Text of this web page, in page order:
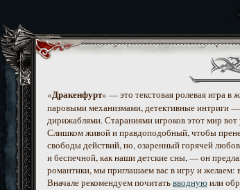
«Дракенфурт» — это текстовая ролевая игра
паровыми механизмами, детективные интриги
дирижаблями. Стараниями игроков этот мир
Слишком живой и правдоподобный, чтобы
свободы действий, но, озаренный горячей
и беспечной, как наши детские сны, — он
романтики, мы приглашаем вас в игру и
Вначале рекомендуем почитатьвводнуюили